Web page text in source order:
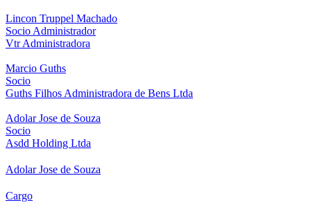
Lincon Truppel Machado
Socio Administrador
Vtr Administradora
Marcio Guths
Socio
Guths Filhos Administradora de Bens Ltda
Adolar Jose de Souza
Socio
Asdd Holding Ltda
Adolar Jose de Souza
Cargo